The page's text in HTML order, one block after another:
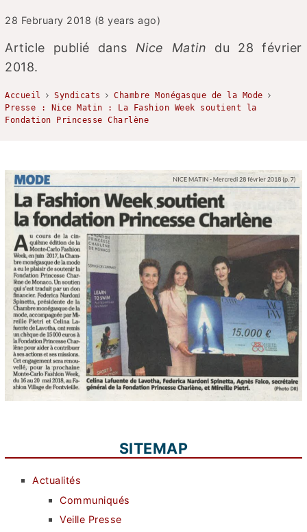
28 February 2018 (8 years ago)
Article publié dans Nice Matin du 28 février
2018.
Accueil Syndicats
Chambre Monégasque de la Mode
Presse : Nice Matin : La Fashion Week soutient la
Fondation Princesse Charlène
SITEMAP
Actualités
Communiqués
Veille Presse